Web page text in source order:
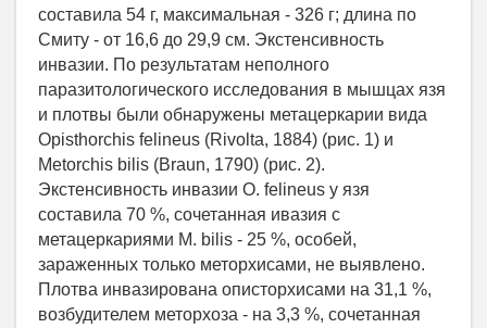
составила 54 г, максимальная - 326 г; длина по
Смиту - от 16,6 до 29,9 см. Экстенсивность
инвазии. По результатам неполного
паразитологического исследования в мышцах язя
и плотвы были обнаружены метацеркарии вида
Opisthorchis felineus (Rivolta, 1884) (рис. 1) и
Metorchis bilis (Braun, 1790) (рис. 2).
Экстенсивность инвазии O. felineus у язя
составила 70 %, сочетанная ивазия с
метацеркариями M. bilis - 25 %, особей,
зараженных только меторхисами, не выявлено.
Плотва инвазирована описторхисами на 31,1 %,
возбудителем меторхоза - на 3,3 %, сочетанная